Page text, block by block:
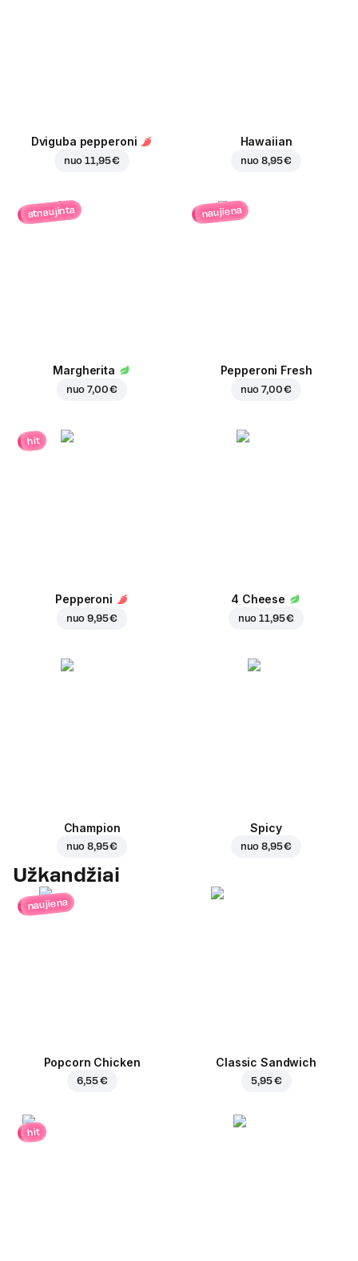
Dviguba pepperoni
nuo11,95 €
Hawaiian
nuo8,95 €
atnaujinta
Margherita
nuo7,00 €
naujiena
Pepperoni Fresh
nuo7,00 €
hit
Pepperoni
nuo9,95 €
4 Cheese
nuo11,95 €
Champion
nuo8,95 €
Spicy
nuo8,95 €
Užkandžiai
naujiena
Popcorn Chicken
6,55 €
Classic Sandwich
5,95 €
hit